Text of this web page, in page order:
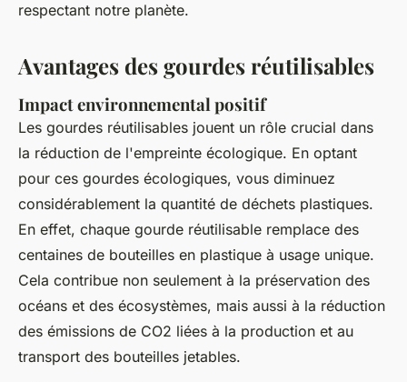
respectant notre planète.
Avantages des gourdes réutilisables
Impact environnemental positif
Les gourdes réutilisables jouent un rôle crucial dans
la réduction de l'empreinte écologique. En optant
pour ces gourdes écologiques, vous diminuez
considérablement la quantité de déchets plastiques.
En effet, chaque gourde réutilisable remplace des
centaines de bouteilles en plastique à usage unique.
Cela contribue non seulement à la préservation des
océans et des écosystèmes, mais aussi à la réduction
des émissions de CO2 liées à la production et au
transport des bouteilles jetables.